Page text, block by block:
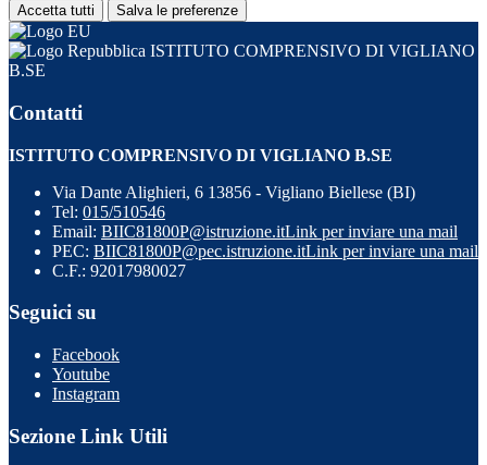
Accetta tutti Salva le preferenze
ISTITUTO COMPRENSIVO DI VIGLIANO
B.SE
Contatti
ISTITUTO COMPRENSIVO DI VIGLIANO B.SE
Via Dante Alighieri, 6 13856 - Vigliano Biellese (BI)
Tel: 015/510546
Email: BIIC81800P@istruzione.itLink per inviare una mail
PEC: BIIC81800P@pec.istruzione.itLink per inviare una mail
C.F.: 92017980027
Seguici su
Facebook
Youtube
Instagram
Sezione Link Utili